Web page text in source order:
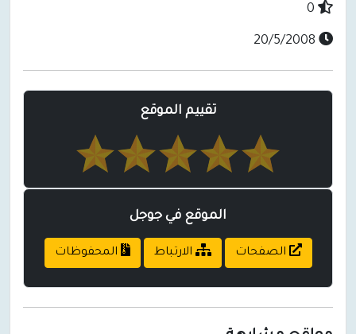
تقييم الموقع
الموقع في جوجل
الصفحات الارتباط المحفوظات